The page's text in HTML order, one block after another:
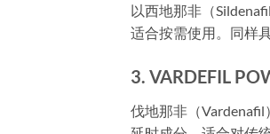
以西地那非（
适合按需使用。同样
3. VARDEFIL
伐地那非（Vardenafil